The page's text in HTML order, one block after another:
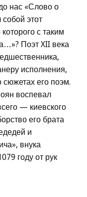
нас «Слово о
этот
с таким
Поэт XII века
исполнения,
сюжетах его поэм.
воспевал
— киевского
его брата
и
внука
году от рук